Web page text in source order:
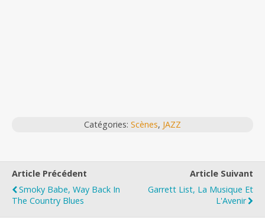
Catégories: Scènes, JAZZ
Article Précédent
Smoky Babe, Way Back In
The Country Blues
Article Suivant
Garrett List, La Musique Et
L'Avenir